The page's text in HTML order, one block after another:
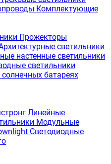
Комплектующие
Прожекторы
светильники
настенные светильники
светильники
батареях
Линейные
Модульные
Светодиодные